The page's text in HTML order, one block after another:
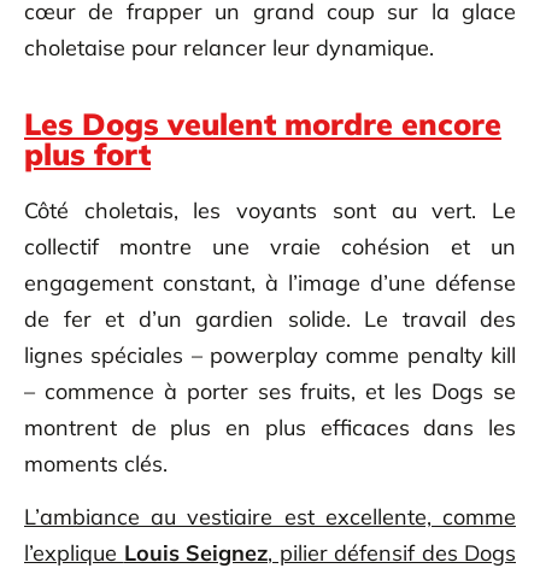
cœur de frapper un grand coup sur la glace
choletaise pour relancer leur dynamique.
Les Dogs veulent mordre encore
plus fort
Côté choletais, les voyants sont au vert. Le
collectif montre une vraie cohésion et un
engagement constant, à l’image d’une défense
de fer et d’un gardien solide. Le travail des
lignes spéciales – powerplay comme penalty kill
– commence à porter ses fruits, et les Dogs se
montrent de plus en plus efficaces dans les
moments clés.
L’ambiance au vestiaire est excellente, comme
l’explique Louis Seignez, pilier défensif des Dogs